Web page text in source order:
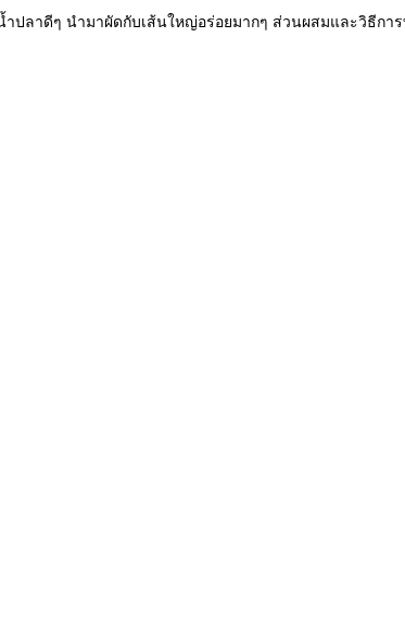
ปลาดีๆ นำมาผัดกับเส้นใหญ่อร่อยมากๆ ส่วนผสมและวิธีการ